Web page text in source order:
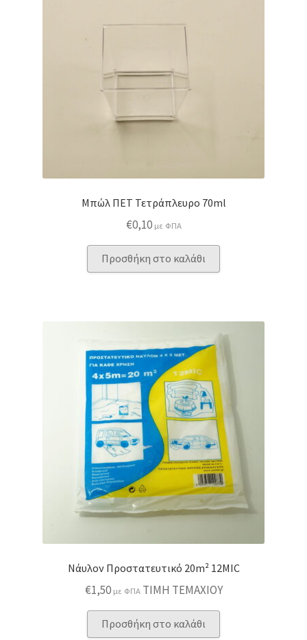
Μπώλ ΠΕΤ Τετράπλευρο 70ml
€0,10 με ΦΠΑ
Προσθήκη στο καλάθι
Νάυλον Προστατευτικό 20m² 12MIC
€1,50 με ΦΠΑ ΤΙΜΗ ΤΕΜΑΧΙΟΥ
Προσθήκη στο καλάθι